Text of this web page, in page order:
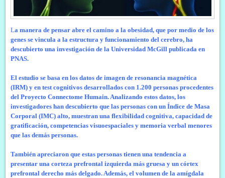
La manera de pensar abre el camino a la obesidad, que por medio de los
genes se vincula a la estructura y funcionamiento del cerebro, ha
descubierto una investigación de la Universidad McGill publicada en
PNAS.
El estudio se basa en los datos de imagen de resonancia magnética
(IRM) y en test cognitivos desarrollados con 1.200 personas procedentes
del Proyecto Connectome Humain. Analizando estos datos, los
investigadores han descubierto que las personas con un Índice de Masa
Corporal (IMC) alto, muestran una flexibilidad cognitiva, capacidad de
gratificación, competencias visuoespaciales y memoria verbal menores
que las demás personas.
También apreciaron que estas personas tienen una tendencia a
presentar una corteza prefrontal izquierda más gruesa y un córtex
prefrontal derecho más delgado. Además, el volumen de la amígdala